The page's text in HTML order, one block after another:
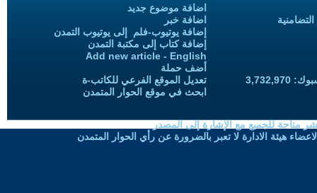
اضافة موضوع جديد
اضافة خبر
إضافة يوتيوب-فلم إلى يوتيوب التمدن
إضافة كتاب إلى مكتبة التمدن
Add new article - English
أضف حملة
تعديل الموقع الفرعي للكاتب-ة
ابحث في موقع الحوار المتمدن
متاحة للجميع مع الإشارة إلى المصدر
هيئة الادارة لا تعبر بالضرورة عن رأي الحوار المتمدن